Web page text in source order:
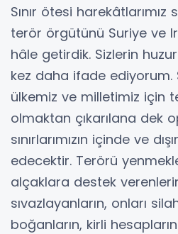
Sınır ötesi
terör örgütünü Suriye ve
hâle getirdik. Sizlerin
kez daha ifade
ülkemiz ve milletimiz için
olmaktan çıkarılana dek
sınırlarımızın içinde ve
edecektir. Terörü
alçaklara destek
sıvazlayanların, onları
boğanların, kirli